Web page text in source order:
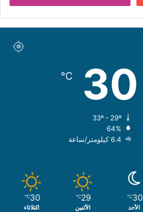
30
℃
64%
6.4 كيلومتر/ساعة
30
℃
الأحد
29
℃
الأثنين
30
℃
الثلاثاء